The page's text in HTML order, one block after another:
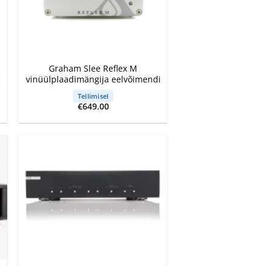
Graham Slee Reflex M
vinüülplaadimängija eelvõimendi
Tellimisel
€649.00